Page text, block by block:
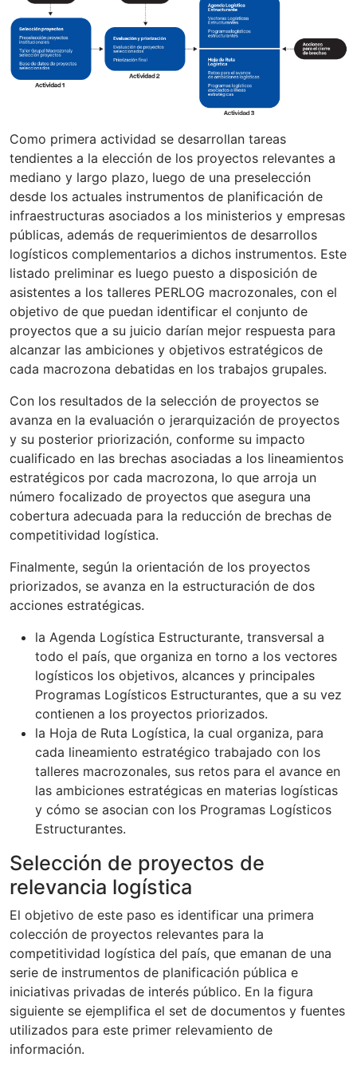
Como primera actividad se desarrollan tareas
tendientes a la elección de los proyectos relevantes a
mediano y largo plazo, luego de una preselección
desde los actuales instrumentos de planificación de
infraestructuras asociados a los ministerios y empresas
públicas, además de requerimientos de desarrollos
logísticos complementarios a dichos instrumentos. Este
listado preliminar es luego puesto a disposición de
asistentes a los talleres PERLOG macrozonales, con el
objetivo de que puedan identificar el conjunto de
proyectos que a su juicio darían mejor respuesta para
alcanzar las ambiciones y objetivos estratégicos de
cada macrozona debatidas en los trabajos grupales.
Con los resultados de la selección de proyectos se
avanza en la evaluación o jerarquización de proyectos
y su posterior priorización, conforme su impacto
cualificado en las brechas asociadas a los lineamientos
estratégicos por cada macrozona, lo que arroja un
número focalizado de proyectos que asegura una
cobertura adecuada para la reducción de brechas de
competitividad logística.
Finalmente, según la orientación de los proyectos
priorizados, se avanza en la estructuración de dos
acciones estratégicas.
la Agenda Logística Estructurante, transversal a
todo el país, que organiza en torno a los vectores
logísticos los objetivos, alcances y principales
Programas Logísticos Estructurantes, que a su vez
contienen a los proyectos priorizados.
la Hoja de Ruta Logística, la cual organiza, para
cada lineamiento estratégico trabajado con los
talleres macrozonales, sus retos para el avance en
las ambiciones estratégicas en materias logísticas
y cómo se asocian con los Programas Logísticos
Estructurantes.
Selección de proyectos de
relevancia logística
El objetivo de este paso es identificar una primera
colección de proyectos relevantes para la
competitividad logística del país, que emanan de una
serie de instrumentos de planificación pública e
iniciativas privadas de interés público. En la figura
siguiente se ejemplifica el set de documentos y fuentes
utilizados para este primer relevamiento de
información.